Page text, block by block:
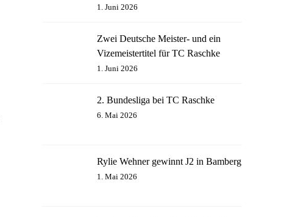
1. Juni 2026
Zwei Deutsche Meister- und ein
Vizemeistertitel für TC Raschke
1. Juni 2026
2. Bundesliga bei TC Raschke
6. Mai 2026
Rylie Wehner gewinnt J2 in Bamberg
1. Mai 2026